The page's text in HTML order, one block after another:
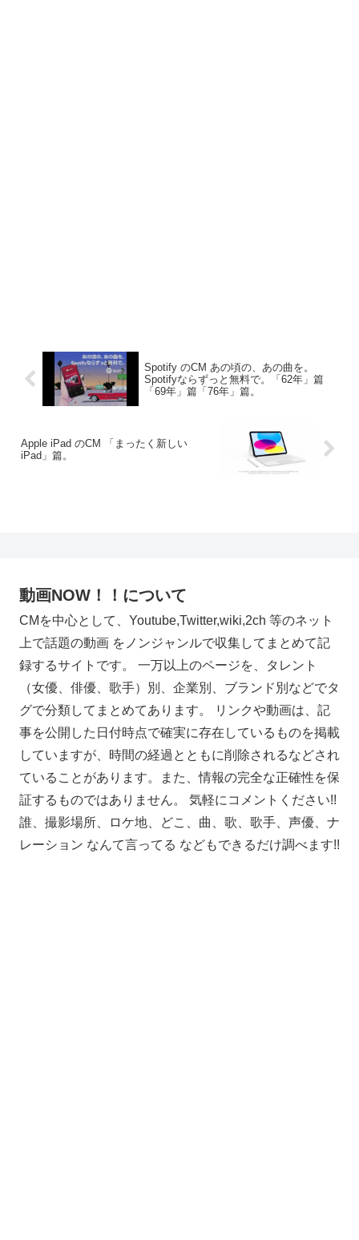
Spotify のCM あの頃の、あの曲を。
Spotifyならずっと無料で。「62年」篇
「69年」篇「76年」篇。
Apple iPad のCM 「まったく新しい
iPad」篇。
動画NOW！！について
CMを中心として、Youtube,Twitter,wiki,2ch 等のネット
上で話題の動画 をノンジャンルで収集してまとめて記
録するサイトです。 一万以上のページを、タレント
（女優、俳優、歌手）別、企業別、ブランド別などでタ
グで分類してまとめてあります。 リンクや動画は、記
事を公開した日付時点で確実に存在しているものを掲載
していますが、時間の経過とともに削除されるなどされ
ていることがあります。また、情報の完全な正確性を保
証するものではありません。 気軽にコメントください!!
誰、撮影場所、ロケ地、どこ、曲、歌、歌手、声優、ナ
レーション なんて言ってる などもできるだけ調べます!!